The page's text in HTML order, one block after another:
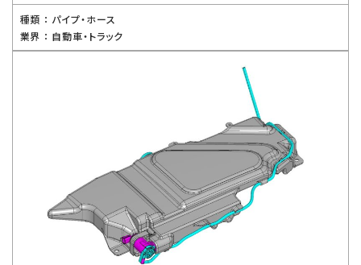
種類 ： パイプ・ホース
業界 ： 自動車・トラック